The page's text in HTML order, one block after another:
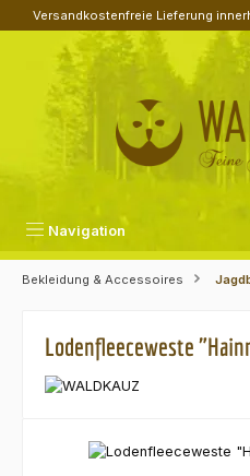
Zum Hauptinhalt springen
Versandkostenfreie Lieferung
Navigation
Bekleidung & Accessoires
Lodenfleeceweste
Bildergalerie überspringen